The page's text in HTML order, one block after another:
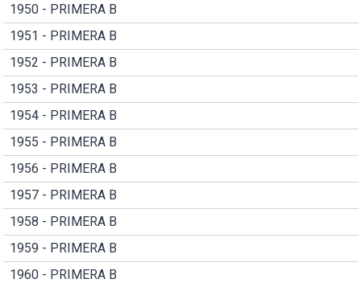
1950 - PRIMERA B
1951 - PRIMERA B
1952 - PRIMERA B
1953 - PRIMERA B
1954 - PRIMERA B
1955 - PRIMERA B
1956 - PRIMERA B
1957 - PRIMERA B
1958 - PRIMERA B
1959 - PRIMERA B
1960 - PRIMERA B